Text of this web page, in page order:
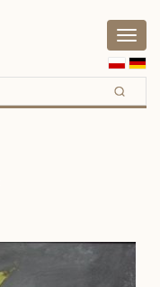
Pokaż
menu